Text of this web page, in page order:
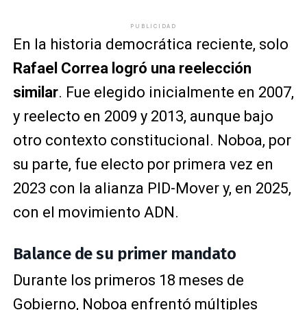
PUBLICIDAD
En la historia democrática reciente, solo
Rafael Correa logró una reelección
similar. Fue elegido inicialmente en 2007,
y reelecto en 2009 y 2013, aunque bajo
otro contexto constitucional. Noboa, por
su parte, fue electo por primera vez en
2023 con la alianza PID-Mover y, en 2025,
con el movimiento ADN.
Balance de su primer mandato
Durante los primeros 18 meses de
Gobierno, Noboa enfrentó múltiples